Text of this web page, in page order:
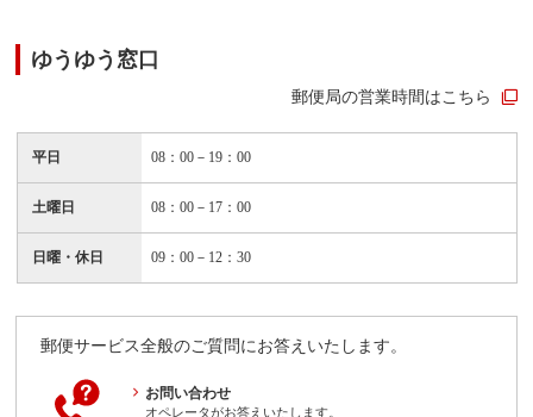
ゆうゆう窓口
郵便局の営業時間はこちら
平日 08：00－19：00
土曜日 08：00－17：00
日曜・休日 09：00－12：30
郵便サービス全般のご質問にお答えいたします。
お問い合わせ
オペレータがお答えいたします。